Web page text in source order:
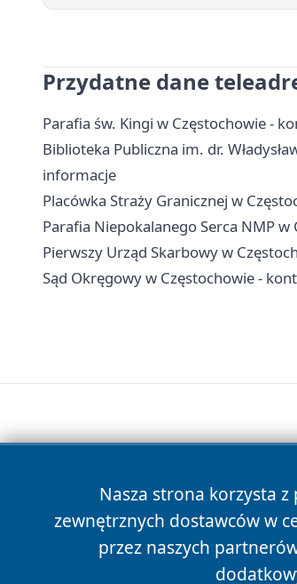
Przydatne dane
Parafia św. Kingi w Częstochowie -
Biblioteka Publiczna im. dr.
informacje
Placówka Straży Granicznej w
Parafia Niepokalanego Serca NMP
Pierwszy Urząd Skarbowy w
Sąd Okręgowy w Częstochowie -
Nasza strona korzysta
zewnętrznych dostawców w
przez naszych